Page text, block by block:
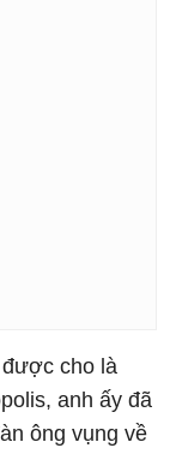
cho là
anh ấy đã
ông vụng về